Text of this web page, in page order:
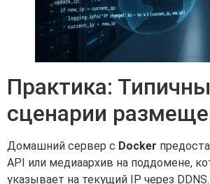
Практика:
сценарии
Домашний сервер с Docker
API или медиаархив на поддомене,
указывает на текущий IP через